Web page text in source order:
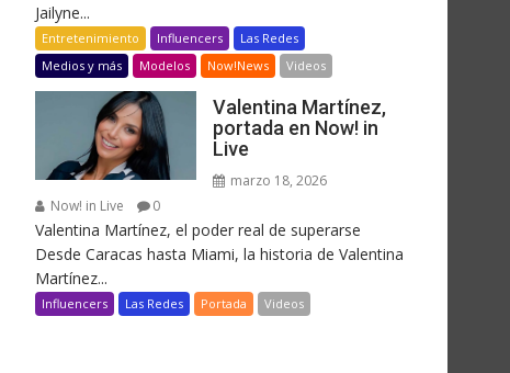
Jailyne...
Entretenimiento Influencers
Las Redes
Medios y más
Modelos Now!News Videos
Valentina Martínez,
portada en Now! in
Live
marzo 18, 2026
Now! in Live
0
Valentina Martínez, el poder real de superarse
Desde Caracas hasta Miami, la historia de Valentina
Martínez...
Influencers Las Redes Portada Videos